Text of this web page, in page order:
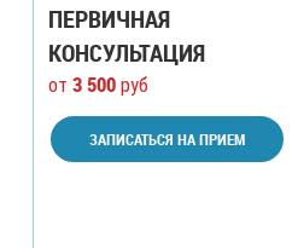
ПЕРВИЧНАЯ
КОНСУЛЬТАЦИЯ
от 3 500 руб
ЗАПИСАТЬСЯ НА ПРИЕМ